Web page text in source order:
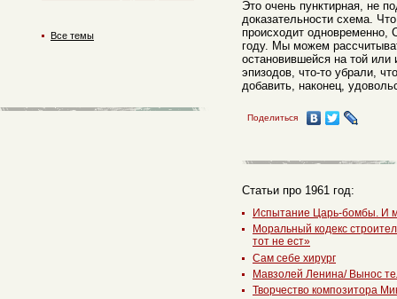
Это очень пунктирная, не
доказательности схема.
происходит одновременно,
году. Мы можем
остановившейся на той
эпизодов, что-то убрали,
добавить, наконец,
Поделиться
Статьи про 1961 год:
Испытание Царь-бомбы. И
Моральный кодекс
тот не ест»
Сам себе хирург
Мавзолей Ленина/ Вынос
Творчество композитора
Все темы